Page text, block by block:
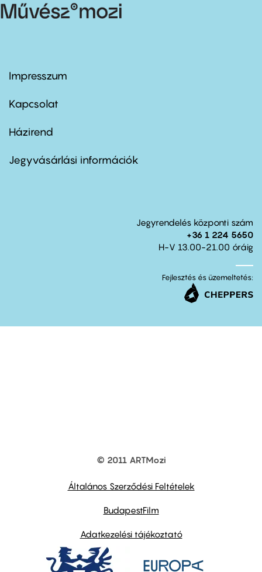
Footer
first
Impresszum
Kapcsolat
Footer
second
Házirend
Jegyvásárlási információk
Jegyrendelés központi szám
+36 1 224 5650
H-V 13.00-21.00 óráig
Fejlesztés és üzemeltetés:
© 2011 ARTMozi
Általános Szerződési Feltételek
BudapestFilm
Adatkezelési tájékoztató